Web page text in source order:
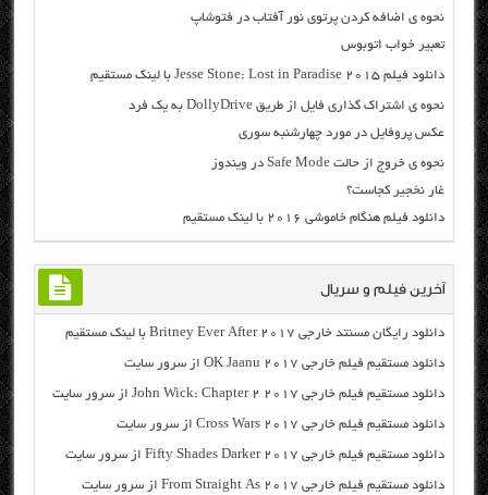
نحوه ی اضافه کردن پرتوی نور آفتاب در فتوشاپ
تعبیر خواب اتوبوس
دانلود فیلم Jesse Stone: Lost in Paradise 2015 با لینک مستقیم
نحوه ی اشتراک گذاری فایل از طریق DollyDrive به یک فرد
عکس پروفایل در مورد چهارشنبه سوری
نحوه ی خروج از حالت Safe Mode در ویندوز
غار نخجیر کجاست؟
دانلود فیلم هنگام خاموشی ۲۰۱۶ با لینک مستقیم
آخرین فیلم و سریال
دانلود رایگان مسنتد خارجی Britney Ever After 2017 با لینک مستقیم
دانلود مستقیم فیلم خارجی OK Jaanu 2017 از سرور سایت
دانلود مستقیم فیلم خارجی John Wick: Chapter 2 2017 از سرور سایت
دانلود مستقیم فیلم خارجی Cross Wars 2017 از سرور سایت
دانلود مستقیم فیلم خارجی Fifty Shades Darker 2017 از سرور سایت
دانلود مستقیم فیلم خارجی From Straight As 2017 از سرور سایت